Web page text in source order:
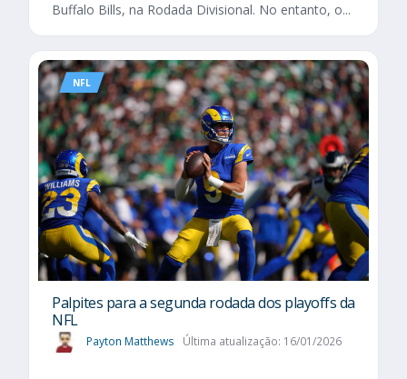
Buffalo Bills, na Rodada Divisional. No entanto, o...
NFL
Palpites para a segunda rodada dos playoffs da
NFL
Payton Matthews Última atualização: 16/01/2026